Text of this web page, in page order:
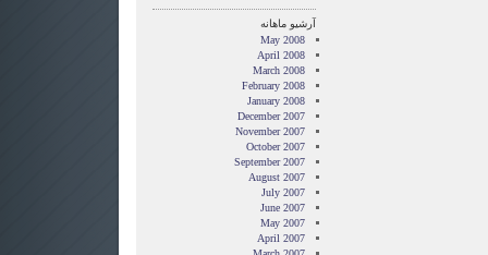
آرشیو ماهانه
May 2008
April 2008
March 2008
February 2008
January 2008
December 2007
November 2007
October 2007
September 2007
August 2007
July 2007
June 2007
May 2007
April 2007